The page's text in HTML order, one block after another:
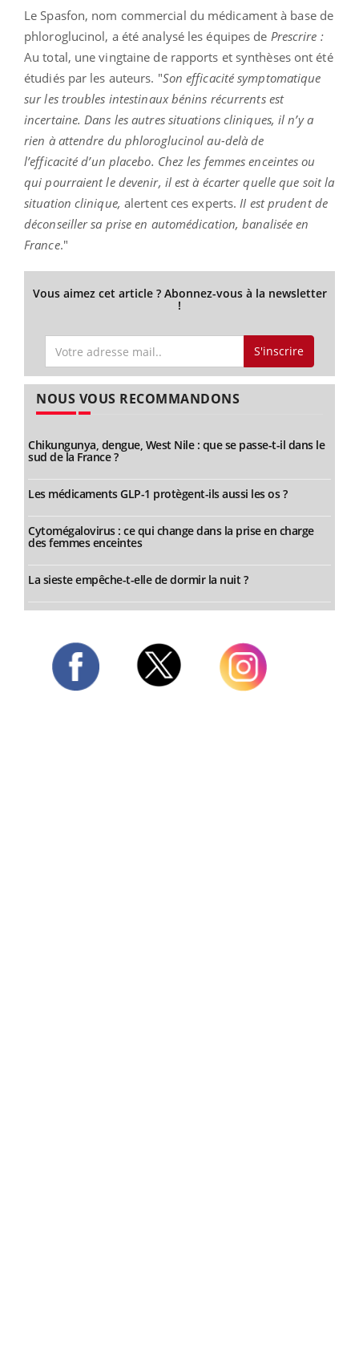
Le Spasfon, nom commercial du médicament à base de
phloroglucinol, a été analysé les équipes de Prescrire :
Au total, une vingtaine de rapports et synthèses ont été
étudiés par les auteurs. "Son efficacité symptomatique
sur les troubles intestinaux bénins récurrents est
incertaine. Dans les autres situations cliniques, il n’y a
rien à attendre du phloroglucinol au-delà de
l’efficacitéd’un placebo. Chez les femmes enceintes ou
qui pourraient le devenir, il est à écarter quelle que soit la
situation clinique, alertent ces experts. II est prudent de
déconseiller sa prise en automédication, banalisée en
France."
Vous aimez cet article ? Abonnez-vous à la newsletter
!
S'inscrire
NOUS VOUS RECOMMANDONS
Chikungunya, dengue, West Nile : que se passe-t-il dans le
sud de la France ?
Les médicaments GLP-1 protègent-ils aussi les os ?
Cytomégalovirus : ce qui change dans la prise en charge
des femmes enceintes
La sieste empêche-t-elle de dormir la nuit ?